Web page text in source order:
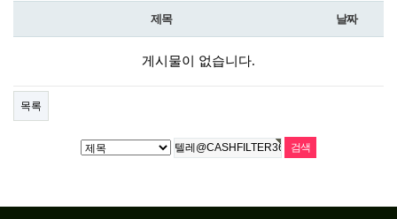
제목 날짜
게시물이 없습니다.
목록